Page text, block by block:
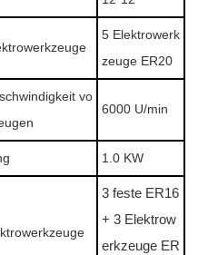
5 Elektrowerk
zeuge ER20
vo
6000 U/min
1.0 KW
3 feste ER16
+ 3 Elektrow
erkzeuge ER